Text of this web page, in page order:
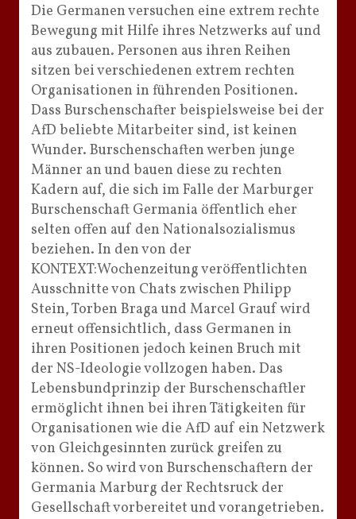
Die Germanen versuchen eine extrem rechte
Bewegung mit Hilfe ihres Netzwerks auf und
aus zubauen. Personen aus ihren Reihen
sitzen bei verschiedenen extrem rechten
Organisationen in führenden Positionen.
Dass Burschenschafter beispielsweise bei der
AfD beliebte Mitarbeiter sind, ist keinen
Wunder. Burschenschaften werben junge
Männer an und bauen diese zu rechten
Kadern auf, die sich im Falle der Marburger
Burschenschaft Germania öffentlich eher
selten offen auf den Nationalsozialismus
beziehen. In den von der
KONTEXT:Wochenzeitung veröffentlichten
Ausschnitte von Chats zwischen Philipp
Stein, Torben Braga und Marcel Grauf wird
erneut offensichtlich, dass Germanen in
ihren Positionen jedoch keinen Bruch mit
der NS-Ideologie vollzogen haben. Das
Lebensbundprinzip der Burschenschaftler
ermöglicht ihnen bei ihren Tätigkeiten für
Organisationen wie die AfD auf ein Netzwerk
von Gleichgesinnten zurück greifen zu
können. So wird von Burschenschaftern der
Germania Marburg der Rechtsruck der
Gesellschaft vorbereitet und vorangetrieben.